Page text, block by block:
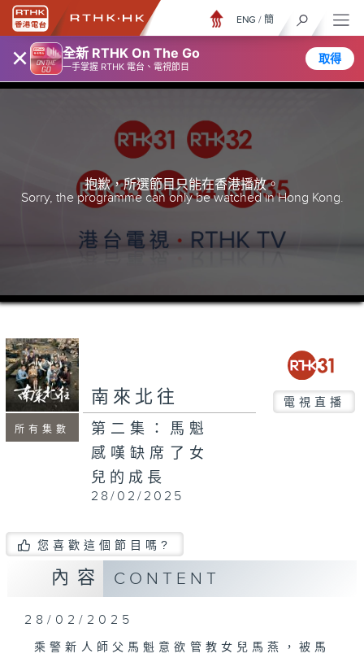
× 全新 RTHK On The Go
一手掌握 RTHK 電台、電視節目
取得
ENG / 簡
抱歉，所選節目只能在香港播放。
Sorry, the programme can only be watched in Hong Kong.
所有集數
南來北往 電視直播
第二集：馬魁
感嘆缺席了女
兒的成長
28/02/2025
您喜歡這個節目嗎?
內容 CONTENT
28/02/2025
乘警新人師父馬魁意欲管教女兒馬燕，被馬